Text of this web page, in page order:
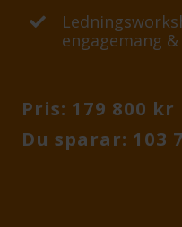
engagemang
Pris: 179 800 kr
Du sparar: 103